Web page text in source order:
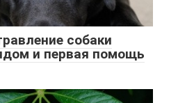
собаки
и первая помощь